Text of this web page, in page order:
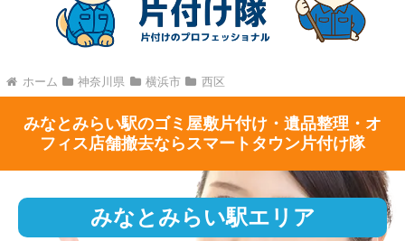
ホーム 神奈川県 横浜市 西区
みなとみらい駅のゴミ屋敷片付け・遺品整理・オ
フィス店舗撤去ならスマートタウン片付け隊
みなとみらい駅エリア